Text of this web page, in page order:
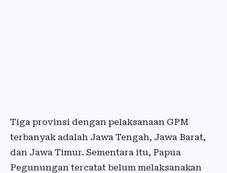
Tiga provinsi dengan pelaksanaan GPM
terbanyak adalah Jawa Tengah, Jawa Barat,
dan Jawa Timur. Sementara itu, Papua
Pegunungan tercatat belum melaksanakan